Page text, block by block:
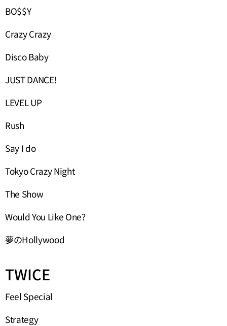
BO$$Y
Crazy Crazy
Disco Baby
JUST DANCE!
LEVEL UP
Rush
Say I do
Tokyo Crazy Night
The Show
Would You Like One?
夢のHollywood
TWICE
Feel Special
Strategy